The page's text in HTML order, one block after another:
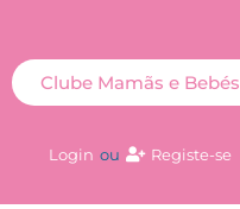
Login ou Registe-se
Clube Mamãs e Bebés